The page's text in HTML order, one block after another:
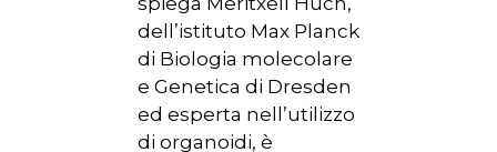
dell’istituto Max Planck
di Biologia molecolare
e Genetica di Dresden
ed esperta nell’utilizzo
di organoidi, è
CHI SIAMO
NEWS